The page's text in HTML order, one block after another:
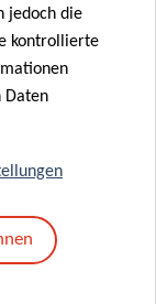
dem
Public-
von Digital
wie Herz-
zum Ziel
die
jedoch die
kontrollierte
Daten